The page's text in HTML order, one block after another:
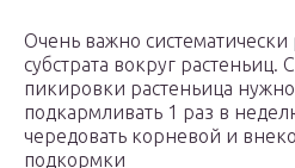
Очень важно
субстрата вокруг растеньиц.
пикировки растеньица нужно
подкармливать 1 раз в
чередовать корневой и
подкормки